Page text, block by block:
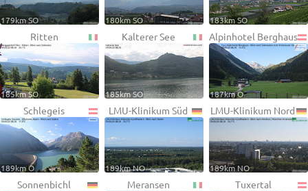
179km SO 180km SO 183km SO
Ritten
185km SO
Kalterer See
185km SO
Alpinhotel Berghaus
187km O
Schlegeis
189km O
LMU-Klinikum Süd
189km NO
LMU-Klinikum Nord
189km NO
Sonnenbichl Meransen Tuxertal